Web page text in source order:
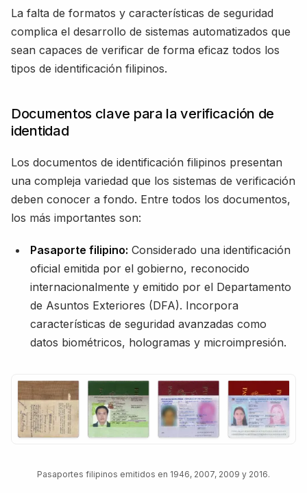
La falta de formatos y características de seguridad
complica el desarrollo de sistemas automatizados que
sean capaces de verificar de forma eficaz todos los
tipos de identificación filipinos.
Documentos clave para la verificación de
identidad
Los documentos de identificación filipinos presentan
una compleja variedad que los sistemas de verificación
deben conocer a fondo. Entre todos los documentos,
los más importantes son:
Pasaporte filipino: Considerado una identificación
oficial emitida por el gobierno, reconocido
internacionalmente y emitido por el Departamento
de Asuntos Exteriores (DFA). Incorpora
características de seguridad avanzadas como
datos biométricos, hologramas y microimpresión.
Pasaportes filipinos emitidos en 1946, 2007, 2009 y 2016.